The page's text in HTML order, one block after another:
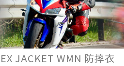
JACKET WMN 防摔衣